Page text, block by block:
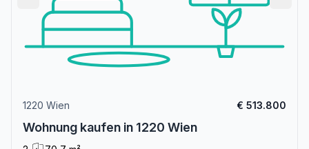
1220 Wien € 513.800
Wohnung kaufen in 1220 Wien